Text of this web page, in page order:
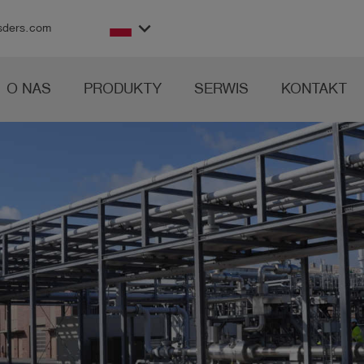
keyboard_arrow_down
O NAS PRODUKTY SERWIS KONTAKT